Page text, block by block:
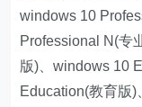
windows 10
Professional N(专
版)、windows 10
Education(教育版